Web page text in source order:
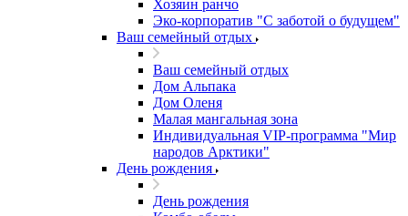
Хозяин ранчо
Эко-корпоратив "С заботой о будущем"
Ваш семейный отдых
Ваш семейный отдых
Дом Альпака
Дом Оленя
Малая мангальная зона
Индивидуальная VIP-программа "Мир
народов Арктики"
День рождения
День рождения